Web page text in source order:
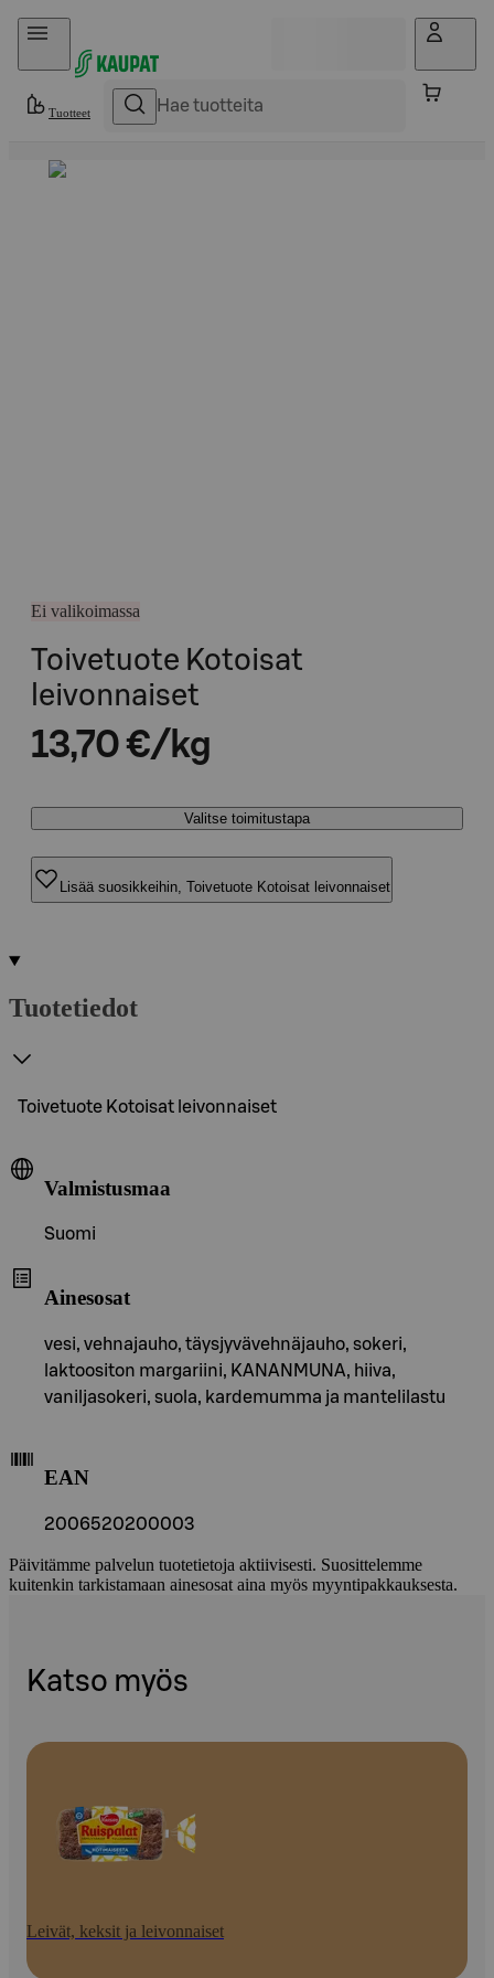
Hyppää sisältöön
Tuotteet
Ei valikoimassa
Toivetuote Kotoisat
leivonnaiset
13,70 €/kg
Valitse toimitustapa
Lisää suosikkeihin, Toivetuote Kotoisat leivonnaiset
Tuotetiedot
Toivetuote Kotoisat leivonnaiset
Valmistusmaa
Suomi
Ainesosat
vesi, vehnajauho, täysjyvävehnäjauho, sokeri,
laktoositon margariini, KANANMUNA, hiiva,
vaniljasokeri, suola, kardemumma ja mantelilastu
EAN
2006520200003
Päivitämme palvelun tuotetietoja aktiivisesti. Suosittelemme
kuitenkin tarkistamaan ainesosat aina myös myyntipakkauksesta.
Katso myös
Leivät, keksit ja leivonnaiset